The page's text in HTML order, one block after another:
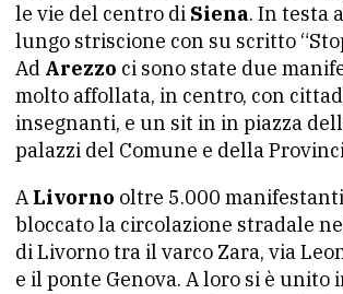
le vie del centro di Siena. In testa
lungo striscione con su scritto
Ad Arezzo ci sono state due
molto affollata, in centro, con
insegnanti, e un sit in in piazza
palazzi del Comune e della
A Livorno oltre 5.000
bloccato la circolazione stradale
di Livorno tra il varco Zara, via
e il ponte Genova. A loro si è unito